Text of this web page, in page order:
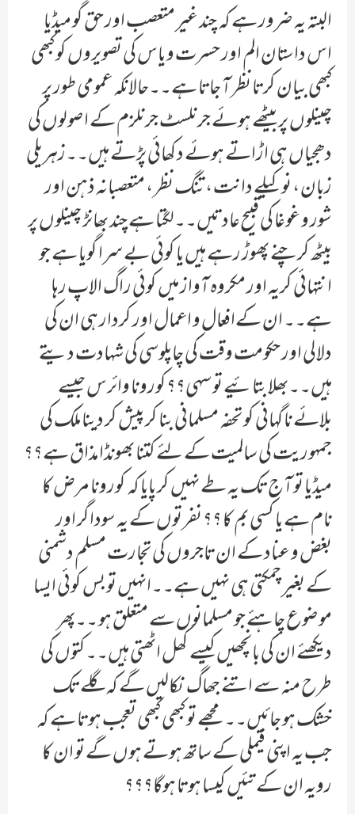
البتہ یہ ضرور ہے کہ چند غیر متعصب اور حق گو میڈیا
اس داستان الم اور حسرت و یاس کی تصویروں کو کبھی
کبھی بیان کرتا نظر آ جاتا ہے۔۔حالانکہ عمومی طور پر
چینلوں پر بیٹھے ہوئے جرنلسٹ جرنلزم کے اصولوں کی
دھجیاں ہی اڑاتے ہوئے دکھائی پڑتے ہیں۔۔زہریلی
زبان ، نوکیلے دانت ، تنگ نظر ، متعصبانہ ذہن اور
شور و غوغا کی قبیح عادتیں۔۔لگتا ہے چند بھانڑ چینلوں پر
بیٹھ کر چنے پھوڑ رہے ہیں یا کوئی بے سرا گویا ہے جو
انتہائی کریہ اور مکروہ آواز میں کوئی راگ الاپ رہا
ہے۔۔ ان کےافعال و اعمال اور کردار ہی ان کی
دلالی اور حکومت وقت کی چاپلوسی کی شہادت دیتے
ہیں۔۔بھلا بتائیے تو سہی؟؟کورونا وائرس جیسے
بلائے ناگہانی کو تحفہ مسلمانی بنا کر پیش کر دینا ملک کی
جمہوریت کی سالمیت کے لئے کتنا بھونڈا مذاق ہے؟؟
میڈیا تو آج تک یہ طے نہیں کر پایا کہ کورونا مرض کا
نام ہے یا کسی بم کا ؟؟ نفرتوں کے یہ سوداگر اور
بغض و عناد کے ان تاجروں کی تجارت مسلم دشمنی
کے بغیر چمکتی ہی نہیں ہے۔۔انہیں تو بس کوئی ایسا
موضوع چاہئے جو مسلمانوں سے متعلق ہو ۔۔پھر
دیکھئے ان کی بانچھیں کیسے کھل اٹھتی ہیں۔۔کتوں کی
طرح منہ سے اتنے جھاگ نکالیں گے کہ گلے تک
خشک ہو جائیں۔۔مجھے تو کبھی کبھی تعجب ہوتا ہے کہ
جب یہ اپنی فیملی کے ساتھ ہوتے ہوں گے تو ان کا
رویہ ان کے تئیں کیسا ہوتا ہوگا؟؟؟